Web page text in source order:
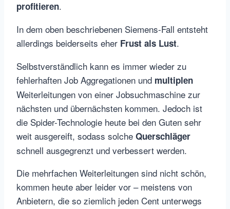
profitieren.
In dem oben beschriebenen Siemens-Fall entsteht
allerdings beiderseits eher Frust als Lust.
Selbstverständlich kann es immer wieder zu
fehlerhaften Job Aggregationen und multiplen
Weiterleitungen von einer Jobsuchmaschine zur
nächsten und übernächsten kommen. Jedoch ist
die Spider-Technologie heute bei den Guten sehr
weit ausgereift, sodass solche Querschläger
schnell ausgegrenzt und verbessert werden.
Die mehrfachen Weiterleitungen sind nicht schön,
kommen heute aber leider vor – meistens von
Anbietern, die so ziemlich jeden Cent unterwegs